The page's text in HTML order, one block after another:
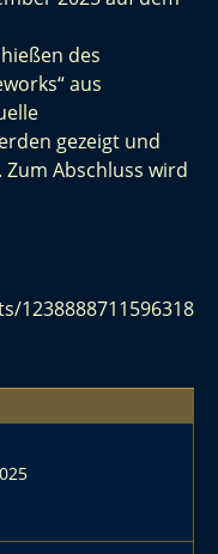
des
aus
gezeigt und
Abschluss wird
1238888711596318